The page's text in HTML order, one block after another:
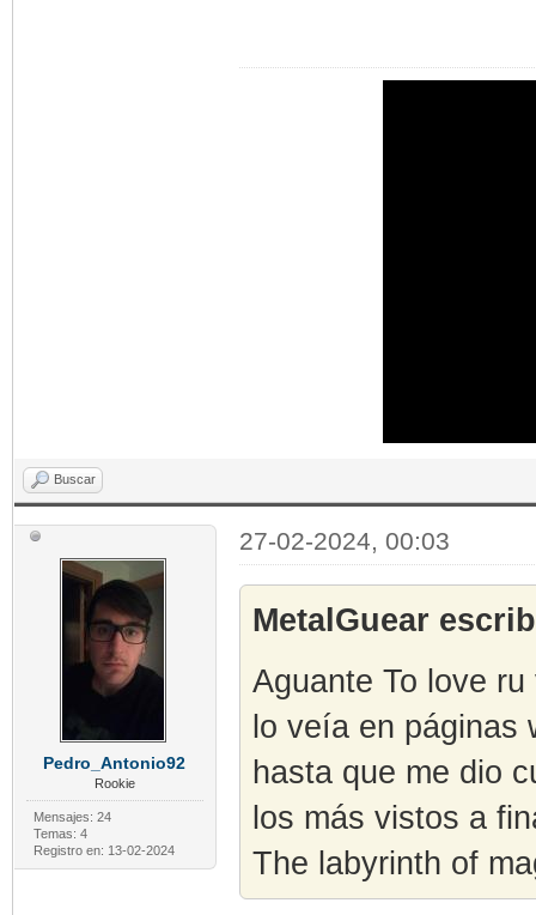
Buscar
Pedro_Antonio92
Rookie
Mensajes: 24
Temas: 4
Registro en: 13-02-2024
27-02-2024, 00:03
MetalGuear
Aguante To love
lo veía en páginas
hasta que me dio
los más vistos a
The labyrinth of